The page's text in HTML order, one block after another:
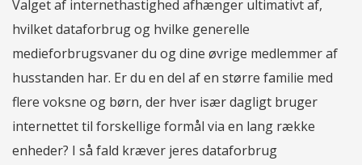
Valget af internethastighed afhænger ultimativt af,
hvilket dataforbrug og hvilke generelle
medieforbrugsvaner du og dine øvrige medlemmer af
husstanden har. Er du en del af en større familie med
flere voksne og børn, der hver især dagligt bruger
internettet til forskellige formål via en lang række
enheder? I så fald kræver jeres dataforbrug